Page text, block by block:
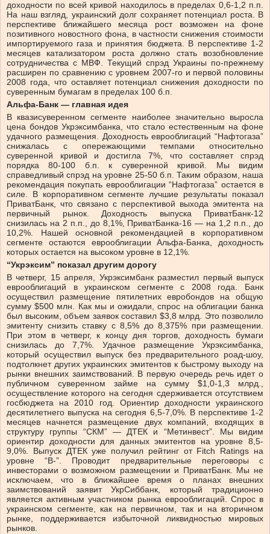
доходности по всей кривой находилось в пределах 0,6-1,2 п.п.
На наш взгляд, украинский долг сохраняет потенциал роста. В
перспективе ближайшего месяца рост возможен на фоне
позитивного новостного фона, в частности снижения стоимости
импортируемого газа и принятия бюджета. В перспективе 1-2
месяцев катализатором роста должно стать возобновление
сотрудничества с МВФ. Текущий спрэд Украины по-прежнему
расширен по сравнению с уровнем 2007-го и первой половины
2008 года, что оставляет потенциал снижения доходности по
суверенным бумагам в пределах 100 б.п.
Альфа-Банк — главная идея
В квазисуверенном сегменте наиболее значительно выросла
цена бондов Укрэксимбанка, что стало естественным на фоне
удачного размещения. Доходность еврооблигаций “Нафтогаза”
снижалась с опережающими темпами относительно
суверенной кривой и достигла 7%, что составляет спрэд
порядка 80-100 б.п. к суверенной кривой. Мы видим
справедливый спрэд на уровне 25-50 б.п. Таким образом, наша
рекомендация покупать еврооблигации “Нафтогаза” остается в
силе. В корпоративном сегменте лучшие результаты показал
ПриватБанк, что связано с перспективой выхода эмитента на
первичный рынок. Доходность выпуска ПриватБанк-12
снизилась на 2 п.п., до 8,1%, ПриватБанка-16 — на 1,2 п.п., до
10,2%. Нашей основной рекомендацией в корпоративном
сегменте остаются еврооблигации Альфа-Банка, доходность
которых остается на высоком уровне в 12,1%.
“Укрэксим” показал другим дорогу
В четверг, 15 апреля, Укрэксимбанк разместил первый выпуск
еврооблигаций в украинском сегменте с 2008 года. Банк
осуществил размещение пятилетних евробондов на общую
сумму $500 млн. Как мы и ожидали, спрос на облигации банка
был высоким, объем заявок составил $3,8 млрд. Это позволило
эмитенту снизить ставку с 8,5% до 8,375% при размещении.
При этом в четверг, к концу дня торгов, доходность бумаги
снизилась до 7,7%. Удачное размещение Укрэксимбанка,
который осуществил выпуск без предварительного роад-шоу,
подтолкнет других украинских эмитентов к быстрому выходу на
рынки внешних заимствований. В первую очередь речь идет о
публичном суверенном займе на сумму $1,0-1,3 млрд.,
осуществление которого на сегодня сдерживается отсутствием
госбюджета на 2010 год. Ориентир доходности украинского
десятилетнего выпуска на сегодня 6,5-7,0%. В перспективе 1-2
месяцев начнется размещение двух компаний, входящих в
структуру группы “СКМ” — ДТЕК и “Метинвест”. Мы видим
ориентир доходности для данных эмитентов на уровне 8,5-
9,0%. Выпуск ДТЕК уже получил рейтинг от Fitch Ratings на
уровне “B-”. Проводит предварительные переговоры с
инвесторами о возможном размещении и ПриватБанк. Мы не
исключаем, что в ближайшее время о планах внешних
заимствований заявит УкрСиббанк, который традиционно
является активным участником рынка еврооблигаций. Спрос в
украинском сегменте, как на первичном, так и на вторичном
рынке, поддерживается избыточной ликвидностью мировых
рынков.